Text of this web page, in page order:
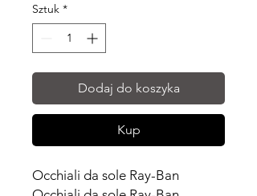
Sztuk *
Dodaj do koszyka
Kup
Occhiali da sole Ray-Ban